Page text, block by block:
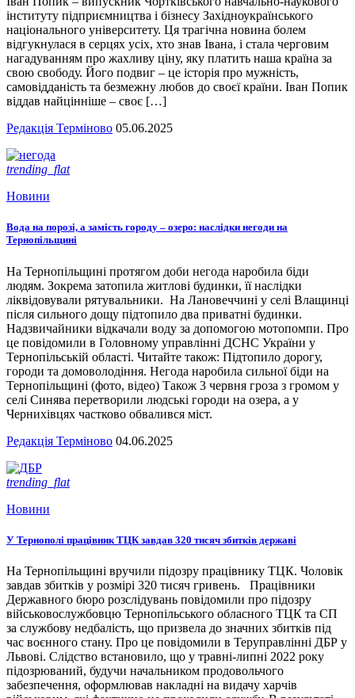
інституту підприємництва і бізнесу Західноукраїнського
національного університету. Ця трагічна новина болем
відгукнулася в серцях усіх, хто знав Івана, і стала черговим
нагадуванням про жахливу ціну, яку платить наша країна за
свою свободу. Його подвиг – це історія про мужність,
самовідданість та безмежну любов до своєї країни. Іван Попик
віддав найцінніше – своє […]
Редакція Терміново 05.06.2025
trending_flat
Новини
Вода на порозі, а замість городу – озеро: наслідки негоди на
Тернопільщині
На Тернопільщині протягом доби негода наробила біди
людям. Зокрема затопила житлові будинки, її наслідки
ліквідовували рятувальники. На Лановеччині у селі Влащинці
після сильного дощу підтопило два приватні будинки.
Надзвичайники відкачали воду за допомогою мотопомпи. Про
це повідомили в Головному управлінні ДСНС України у
Тернопільській області. Читайте також: Підтопило дорогу,
городи та домоволодіння. Негода наробила сильної біди на
Тернопільщині (фото, відео) Також 3 червня гроза з громом у
селі Синява перетворили людські городи на озера, а у
Чернихівцях частково обвалився міст.
Редакція Терміново 04.06.2025
trending_flat
Новини
У Тернополі працівник ТЦК завдав 320 тисяч збитків державі
На Тернопільщині вручили підозру працівнику ТЦК. Чоловік
завдав збитків у розмірі 320 тисяч гривень. Працівники
Державного бюро розслідувань повідомили про підозру
військовослужбовцю Тернопільського обласного ТЦК та СП
за службову недбалість, що призвела до значних збитків під
час воєнного стану. Про це повідомили в Теруправлінні ДБР у
Львові. Слідство встановило, що у травні-липні 2022 року
підозрюваний, будучи начальником продовольчого
забезпечення, оформлював накладні на видачу харчів